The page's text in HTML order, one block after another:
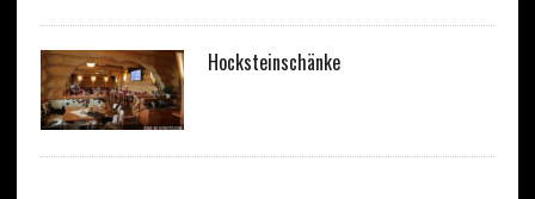
Hocksteinschänke